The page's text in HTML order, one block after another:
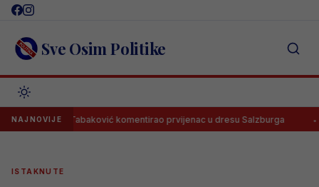
Skip
content Sve Osim Politike
NAJNOVIJE
Tabaković komentirao prvijenac u dresu Salzburga Mladi
ISTAKNUTE